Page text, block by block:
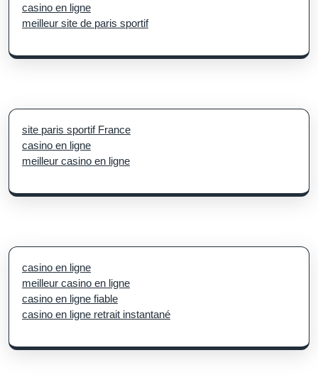
casino en ligne
meilleur site de paris sportif
site paris sportif France
casino en ligne
meilleur casino en ligne
casino en ligne
meilleur casino en ligne
casino en ligne fiable
casino en ligne retrait instantané